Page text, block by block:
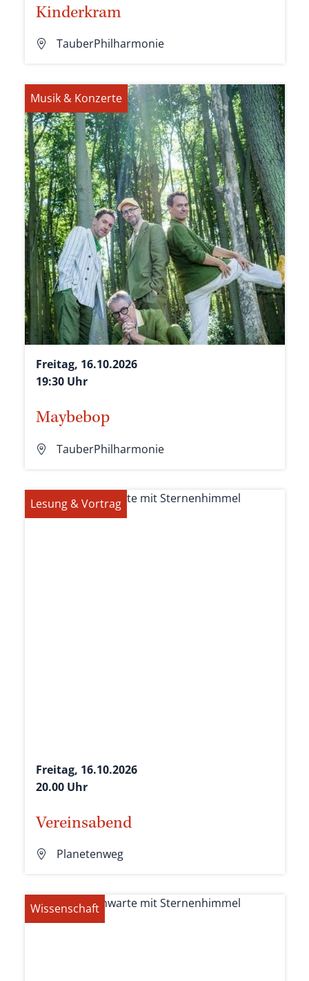
Kinderkram
TauberPhilharmonie
Musik & Konzerte
Freitag, 16.10.2026
19:30 Uhr
Maybebop
TauberPhilharmonie
Lesung & Vortrag
Freitag, 16.10.2026
20.00 Uhr
Vereinsabend
Planetenweg
Wissenschaft